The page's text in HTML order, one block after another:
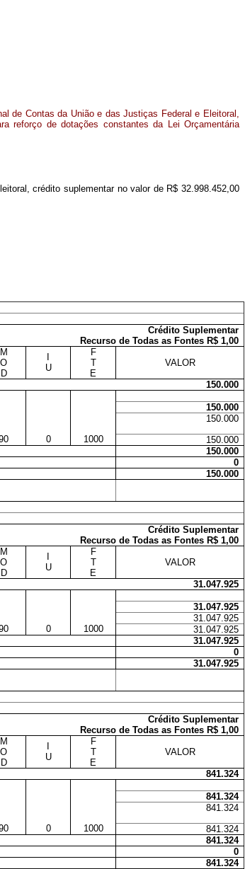
de Contas da União e das Justiças Federal e Eleitoral,
reforço de dotações constantes da Lei Orçamentária
crédito suplementar no valor de R$ 32.998.452,00
Crédito Suplementar
Recurso de Todas as Fontes R$ 1,00
M
O
D
U
F
T
E
VALOR
150.000
150.000
150.000
0 1000
150.000
150.000
0
150.000
Crédito Suplementar
Recurso de Todas as Fontes R$ 1,00
M
O
D
U
F
T
E
VALOR
31.047.925
31.047.925
31.047.925
0 1000
31.047.925
31.047.925
0
31.047.925
Crédito Suplementar
Recurso de Todas as Fontes R$ 1,00
M
O
D
U
F
T
E
VALOR
841.324
841.324
841.324
0 1000
841.324
841.324
0
841.324